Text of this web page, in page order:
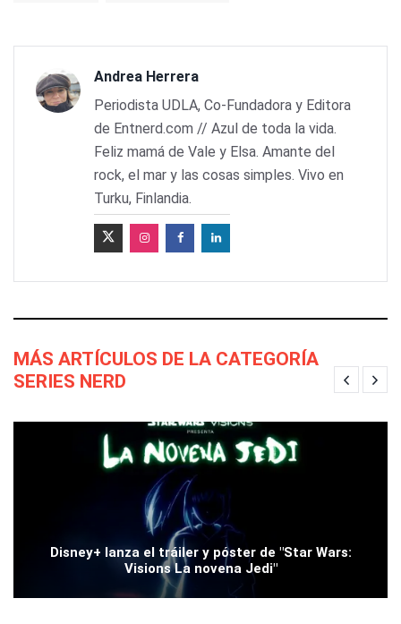
Andrea Herrera
Periodista UDLA, Co-Fundadora y Editora
de Entnerd.com // Azul de toda la vida.
Feliz mamá de Vale y Elsa. Amante del
rock, el mar y las cosas simples. Vivo en
Turku, Finlandia.
MÁS ARTÍCULOS DE LA CATEGORÍA
SERIES NERD
Disney+ lanza el tráiler y póster de "Star Wars:
Visions La novena Jedi"